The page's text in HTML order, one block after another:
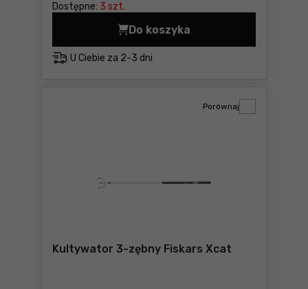
Dostępne: 3 szt.
U Ciebie za 2-3 dni
Do koszyka
Kultywator Fiskars QuikFit
Kultywator 3-zębny Fiskars Xcat
Porównaj